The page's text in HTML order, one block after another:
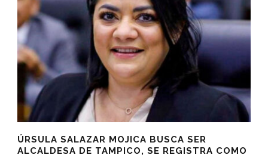
ÚRSULA SALAZAR MOJICA BUSCA SER
ALCALDESA DE TAMPICO, SE REGISTRA COMO